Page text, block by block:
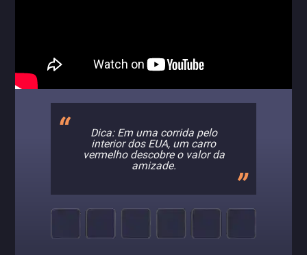
Dica: Em uma corrida pelo
interior dos EUA, um carro
vermelho descobre o valor da
amizade.